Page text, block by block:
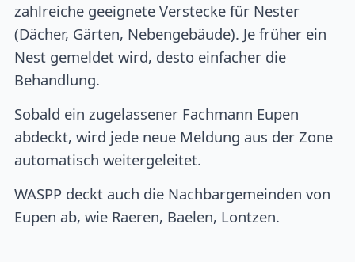
zahlreiche geeignete Verstecke für Nester
(Dächer, Gärten, Nebengebäude). Je früher ein
Nest gemeldet wird, desto einfacher die
Behandlung.
Sobald ein zugelassener Fachmann Eupen
abdeckt, wird jede neue Meldung aus der Zone
automatisch weitergeleitet.
WASPP deckt auch die Nachbargemeinden von
Eupen ab, wie Raeren, Baelen, Lontzen.